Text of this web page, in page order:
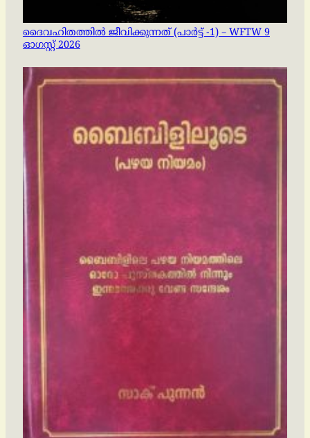
ദൈവഹിതത്തിൽ ജീവിക്കുന്നത് (പാർട്ട് -1) – WFTW 9
ഓഗസ്റ്റ് 2026